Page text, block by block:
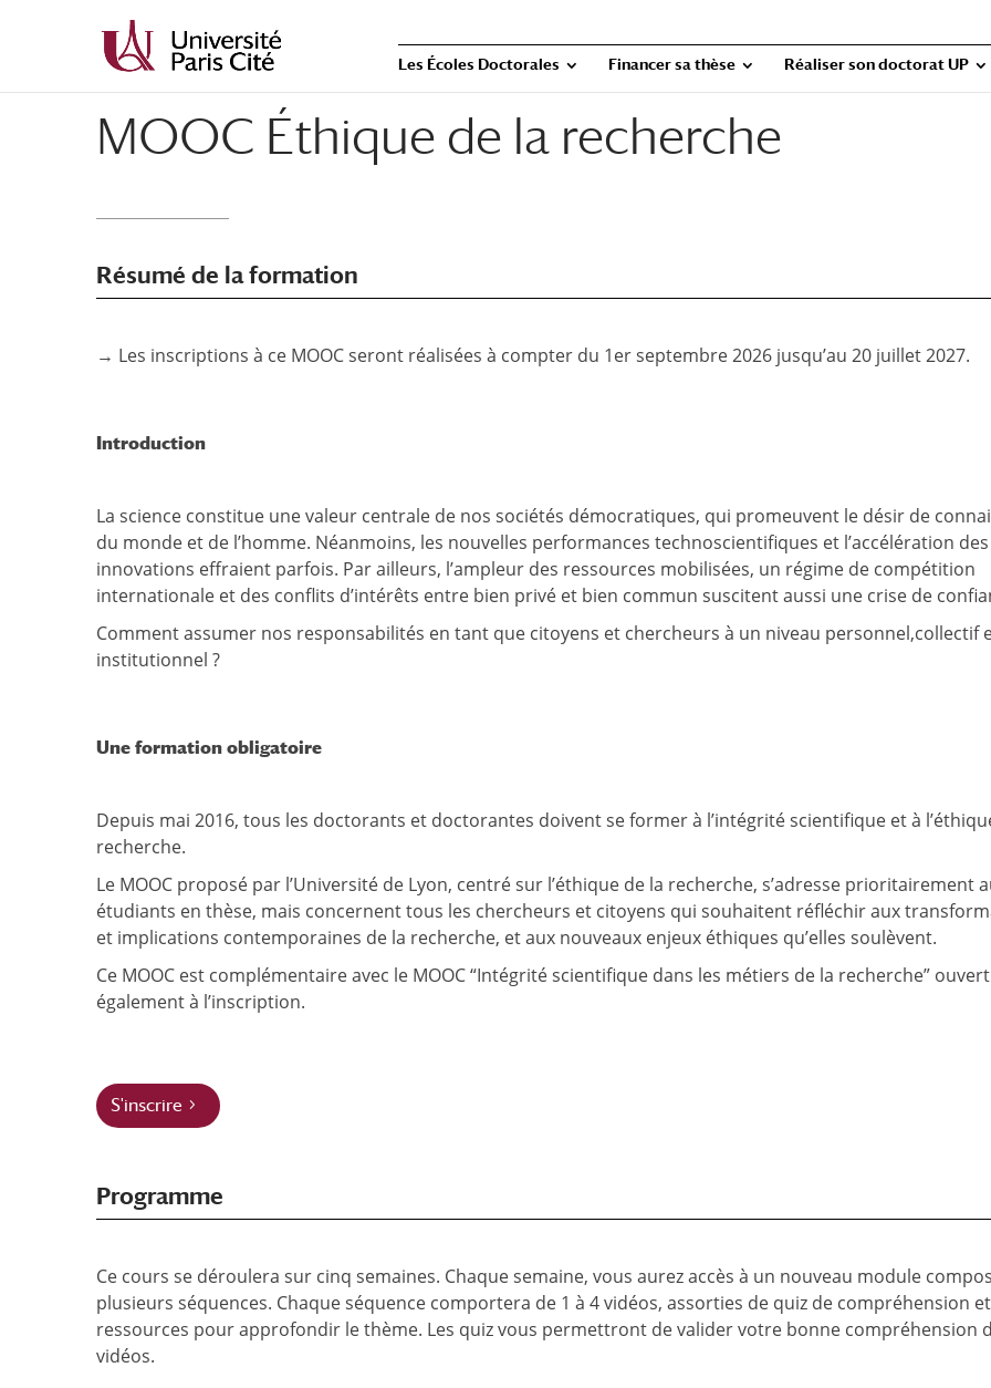
Les Écoles Doctorales Financer sa thèse Réaliser son doctorat UP
MOOC Éthique de la recherche
Résumé de la formation
→ Les inscriptions à ce MOOC seront réalisées à compter du 1er septembre 2026 jusqu’au 20 juillet 2027.
Introduction
La science constitue une valeur centrale de nos sociétés démocratiques, qui promeuvent le désir de
du monde et de l’homme. Néanmoins, les nouvelles performances technoscientifiques et l’accélération des
innovations effraient parfois. Par ailleurs, l’ampleur des ressources mobilisées, un régime de compétition
internationale et des conflits d’intérêts entre bien privé et bien commun suscitent aussi une crise de
Comment assumer nos responsabilités en tant que citoyens et chercheurs à un niveau personnel,collectif
institutionnel ?
Une formation obligatoire
Depuis mai 2016, tous les doctorants et doctorantes doivent se former à l’intégrité scientifique et à
recherche.
Le MOOC proposé par l’Université de Lyon, centré sur l’éthique de la recherche, s’adresse prioritairement
étudiants en thèse, mais concernent tous les chercheurs et citoyens qui souhaitent réfléchir aux
et implications contemporaines de la recherche, et aux nouveaux enjeux éthiques qu’elles soulèvent.
Ce MOOC est complémentaire avec le MOOC “Intégrité scientifique dans les métiers de la recherche” ouvert
également à l’inscription.
S'inscrire
Programme
Ce cours se déroulera sur cinq semaines. Chaque semaine, vous aurez accès à un nouveau module
plusieurs séquences. Chaque séquence comportera de 1 à 4 vidéos, assorties de quiz de compréhension
ressources pour approfondir le thème. Les quiz vous permettront de valider votre bonne compréhension
vidéos.